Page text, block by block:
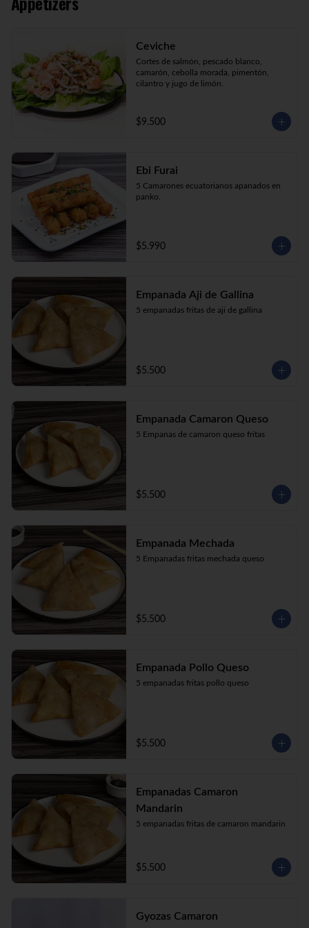
Katsu Roll (10) Pollo, queso crema,
cebollín, apanado en panko.
Ceviche
Cortes de salmón, pescado blanco,
camarón, cebolla morada, pimentón,
cilantro y jugo de limón.
$9.500
Ebi Furai
5 Camarones ecuatorianos apanados en
panko.
$5.990
Empanada Aji de Gallina
5 empanadas fritas de aji de gallina
$5.500
Empanada Camaron Queso
5 Empanas de camaron queso fritas
$5.500
Empanada Mechada
5 Empanadas fritas mechada queso
$5.500
Empanada Pollo Queso
5 empanadas fritas pollo queso
$5.500
Empanadas Camaron
Mandarin
5 empanadas fritas de camaron mandarin
$5.500
Gyozas Camaron